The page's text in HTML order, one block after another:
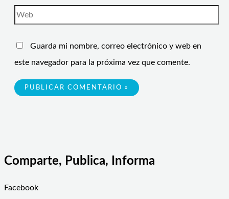
Guarda mi nombre, correo electrónico y web en
este navegador para la próxima vez que comente.
Comparte, Publica, Informa
Facebook